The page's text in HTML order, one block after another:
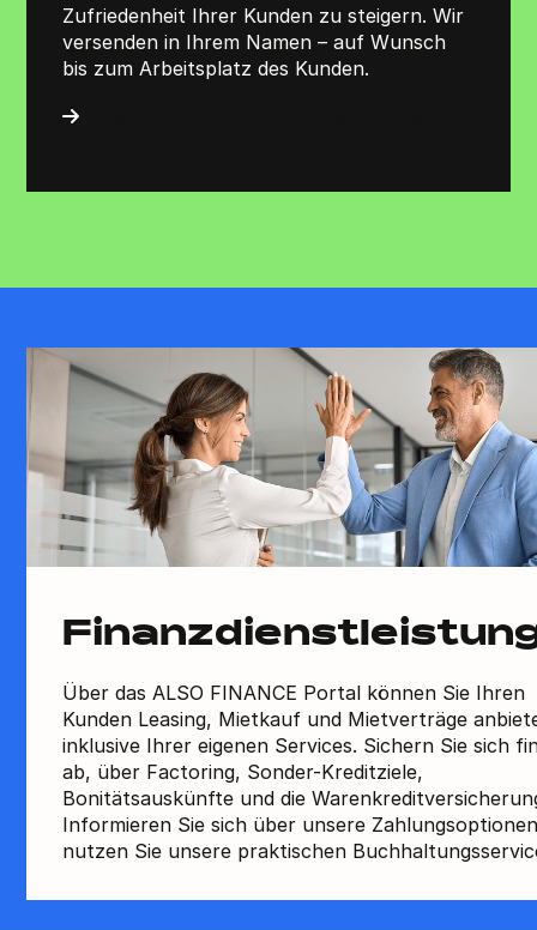
Zufriedenheit Ihrer Kunden zu steigern. Wir
versenden in Ihrem Namen – auf Wunsch
bis zum Arbeitsplatz des Kunden.
Über das ALSO FINANCE Portal können Sie Ihren
Kunden Leasing, Mietkauf und Mietverträge
inklusive Ihrer eigenen Services. Sichern Sie sich
ab, über Factoring, Sonder-Kreditziele,
Bonitätsauskünfte und die
Informieren Sie sich über unsere
nutzen Sie unsere praktischen